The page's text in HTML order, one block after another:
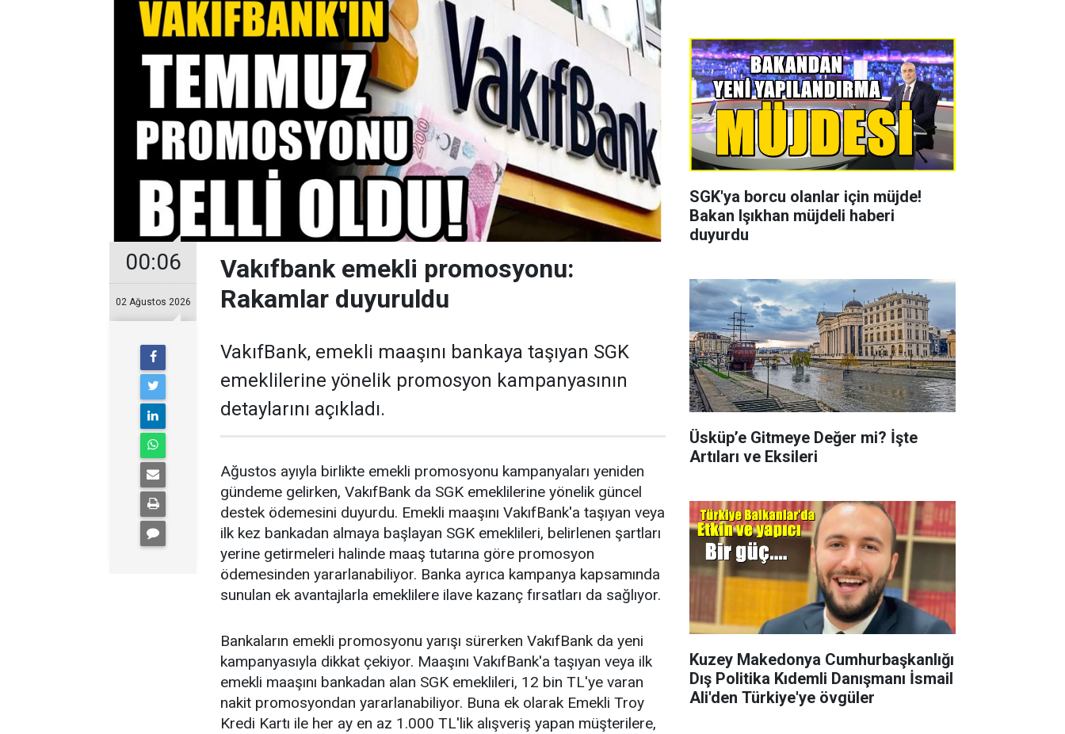
00:06
02 Ağustos 2026
Vakıfbank emekli promosyonu:
Rakamlar duyuruldu
VakıfBank, emekli maaşını bankaya taşıyan SGK
emeklilerine yönelik promosyon kampanyasının
detaylarını açıkladı.
Ağustos ayıyla birlikte emekli promosyonu kampanyaları yeniden
gündeme gelirken, VakıfBank da SGK emeklilerine yönelik güncel
destek ödemesini duyurdu. Emekli maaşını VakıfBank'a taşıyan veya
ilk kez bankadan almaya başlayan SGK emeklileri, belirlenen şartları
yerine getirmeleri halinde maaş tutarına göre promosyon
ödemesinden yararlanabiliyor. Banka ayrıca kampanya kapsamında
sunulan ek avantajlarla emeklilere ilave kazanç fırsatları da sağlıyor.
Bankaların emekli promosyonu yarışı sürerken VakıfBank da yeni
kampanyasıyla dikkat çekiyor. Maaşını VakıfBank'a taşıyan veya ilk
emekli maaşını bankadan alan SGK emeklileri, 12 bin TL'ye varan
nakit promosyondan yararlanabiliyor. Buna ek olarak Emekli Troy
Kredi Kartı ile her ay en az 1.000 TL'lik alışveriş yapan müşterilere,
SGK'ya borcu olanlar için müjde!
Bakan Işıkhan müjdeli haberi
duyurdu
Üsküp’e Gitmeye Değer mi? İşte
Artıları ve Eksileri
Kuzey Makedonya Cumhurbaşkanlığı
Dış Politika Kıdemli Danışmanı İsmail
Ali'den Türkiye'ye övgüler